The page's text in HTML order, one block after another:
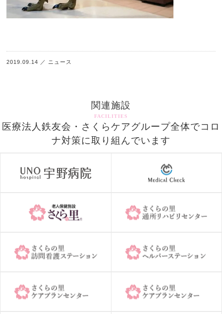
2019.09.14 ／ ニュース
関連施設
FACILITIES
医療法人鉄友会・さくらケアグループ全体でコロ
ナ対策に取り組んでいます